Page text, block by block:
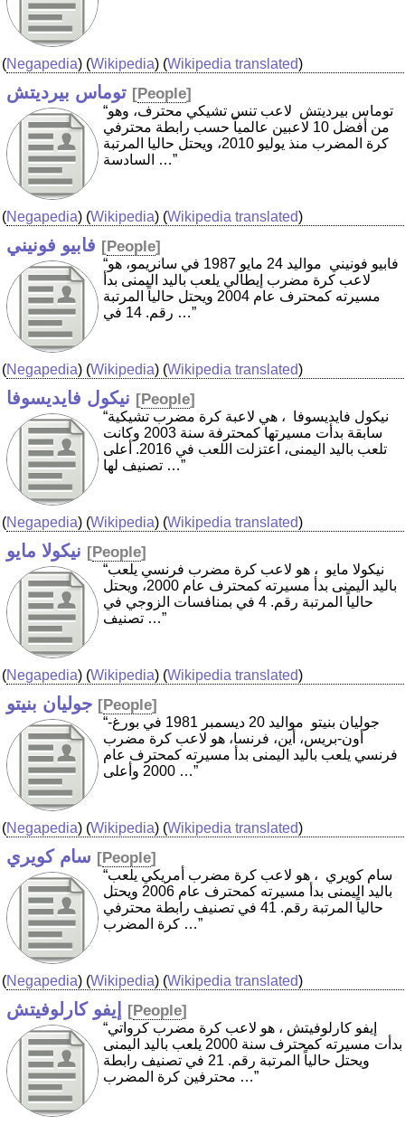
(Negapedia) (Wikipedia) (Wikipedia translated)
توماس بيرديتش [People]
“توماس بيرديتش ‏ لاعب تنس تشيكي محترف، وهو
من أفضل 10 لاعبين عالمياً حسب رابطة محترفي
كرة المضرب منذ يوليو 2010، ويحتل حاليا المرتبة
السادسة …”
(Negapedia) (Wikipedia) (Wikipedia translated)
فابيو فونيني [People]
“فابيو فونيني ‏ مواليد 24 مايو 1987 في سانريمو، هو
لاعب كرة مضرب إيطالي يلعب باليد اليمنى بدأ
مسيرته كمحترف عام 2004 ويحتل حالياً المرتبة
رقم. 14 في …”
(Negapedia) (Wikipedia) (Wikipedia translated)
نيكول فايديسوفا [People]
“نيكول فايديسوفا ‏ ، هي لاعبة كرة مضرب تشيكية
سابقة بدأت مسيرتها كمحترفة سنة 2003 وكانت
تلعب باليد اليمنى، اعتزلت اللعب في 2016. أعلى
تصنيف لها …”
(Negapedia) (Wikipedia) (Wikipedia translated)
نيكولا مايو [People]
“نيكولا مايو ‏ ، هو لاعب كرة مضرب فرنسي يلعب
باليد اليمنى بدأ مسيرته كمحترف عام 2000، ويحتل
حالياً المرتبة رقم. 4 في بمنافسات الزوجي في
تصنيف …”
(Negapedia) (Wikipedia) (Wikipedia translated)
جوليان بنيتو [People]
“جوليان بنيتو ‏ مواليد 20 ديسمبر 1981 في بورغ-
أون-بريس، أين، فرنسا، هو لاعب كرة مضرب
فرنسي يلعب باليد اليمنى بدأ مسيرته كمحترف عام
2000 وأعلى …”
(Negapedia) (Wikipedia) (Wikipedia translated)
سام كويري [People]
“سام كويري ‏ ، هو لاعب كرة مضرب أمريكي يلعب
باليد اليمنى بدأ مسيرته كمحترف عام 2006 ويحتل
حالياً المرتبة رقم. 41 في تصنيف رابطة محترفي
كرة المضرب …”
(Negapedia) (Wikipedia) (Wikipedia translated)
إيفو كارلوفيتش [People]
“إيفو كارلوفيتش ، هو لاعب كرة مضرب كرواتي
بدأت مسيرته كمحترف سنة 2000 يلعب باليد اليمنى
ويحتل حالياً المرتبة رقم. 21 في تصنيف رابطة
محترفين كرة المضرب …”